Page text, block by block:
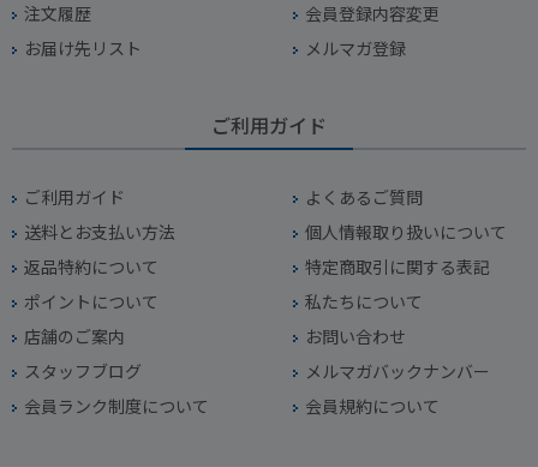
注文履歴
会員登録内容変更
お届け先リスト
メルマガ登録
ご利用ガイド
ご利用ガイド
よくあるご質問
送料とお支払い方法
個人情報取り扱いについて
返品特約について
特定商取引に関する表記
ポイントについて
私たちについて
店舗のご案内
お問い合わせ
スタッフブログ
メルマガバックナンバー
会員ランク制度について
会員規約について